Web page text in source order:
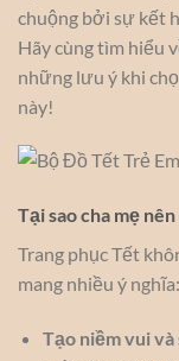
chuộng bởi sự kết
Hãy cùng tìm hiểu
những lưu ý khi
này!
Tại sao cha mẹ
Trang phục Tết
mang nhiều ý nghĩa:
Tạo niềm vui